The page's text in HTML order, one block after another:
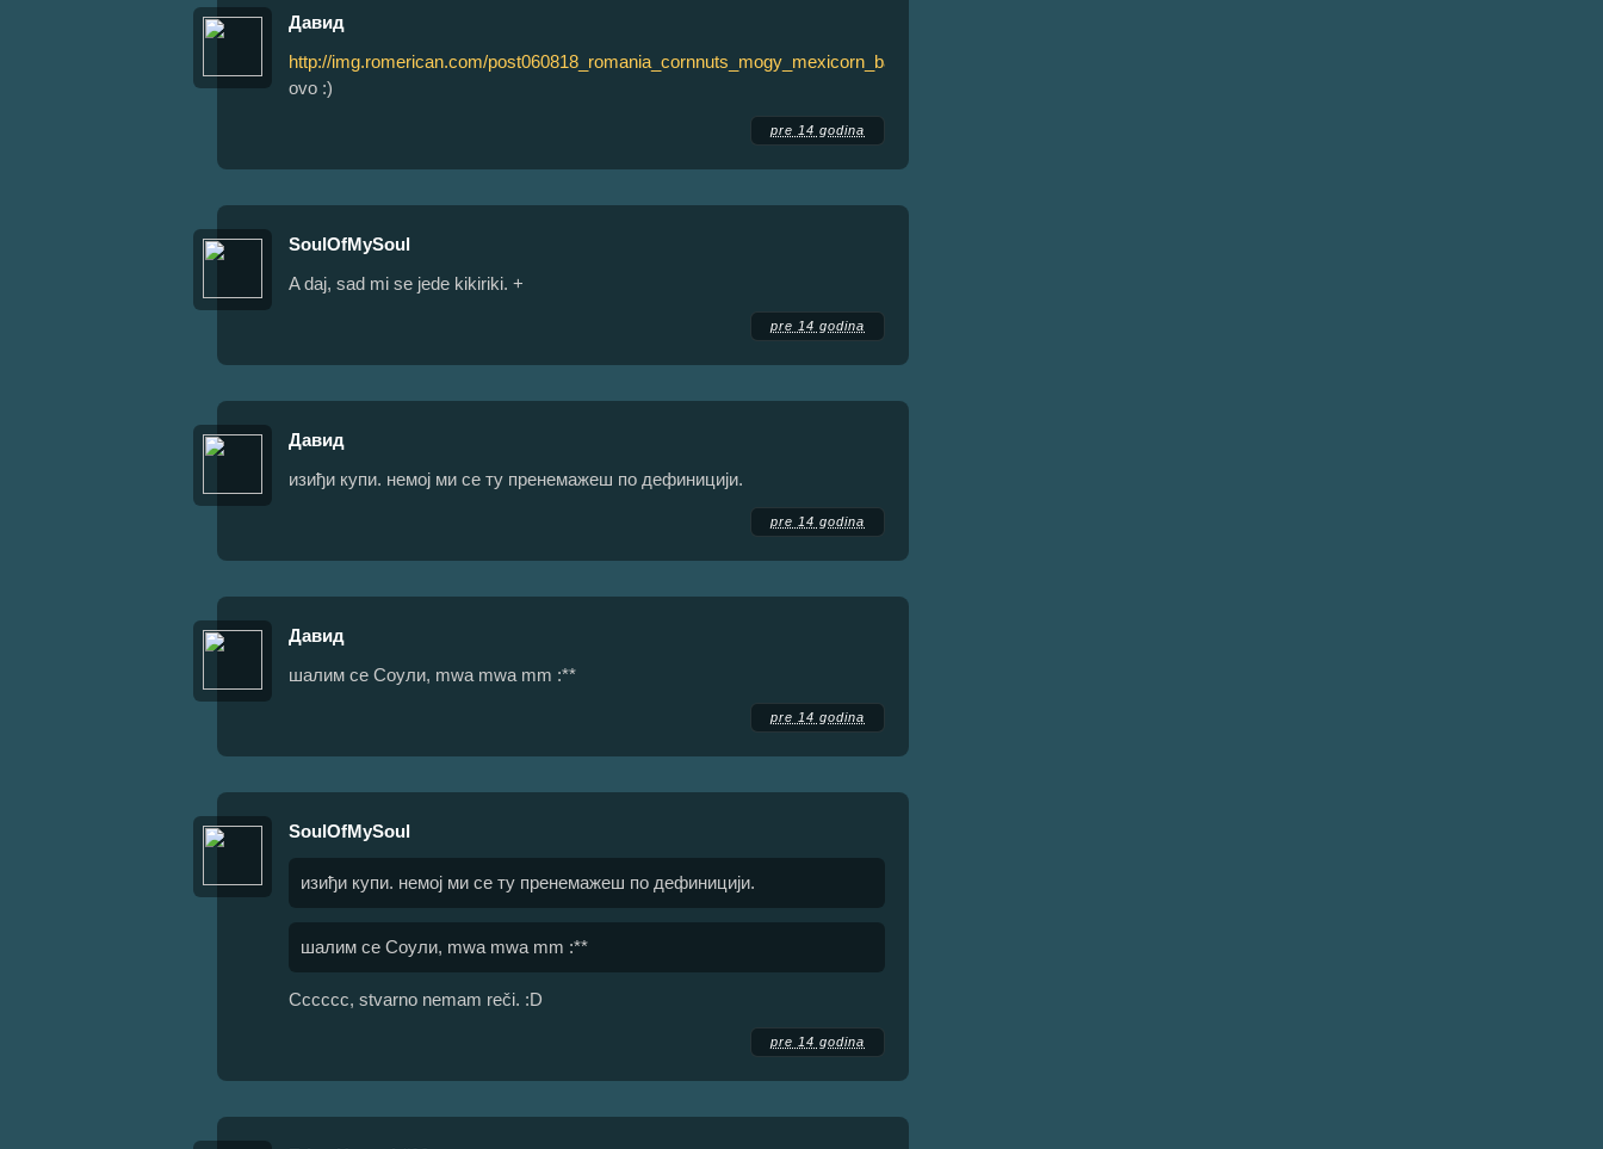
Давид
http://img.romerican.com/post060818_romania_cornnuts_mogy_mexicorn_barbecue_chili.jpg
ovo :)
pre 14 godina
SoulOfMySoul
A daj, sad mi se jede kikiriki. +
pre 14 godina
Давид
изиђи купи. немој ми се ту пренемажеш по дефиницији.
pre 14 godina
Давид
шалим се Соули, mwa mwa mm :**
pre 14 godina
SoulOfMySoul
изиђи купи. немој ми се ту пренемажеш по дефиницији.
шалим се Соули, mwa mwa mm :**
Cccccc, stvarno nemam reči. :D
pre 14 godina